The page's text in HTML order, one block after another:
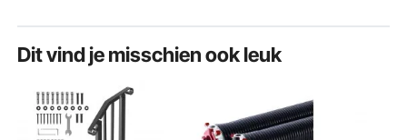
Dit vind je misschien ook leuk